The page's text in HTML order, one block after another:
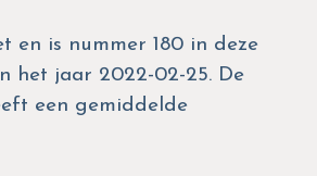
en is nummer 180 in deze
het jaar 2022-02-25. De
een gemiddelde